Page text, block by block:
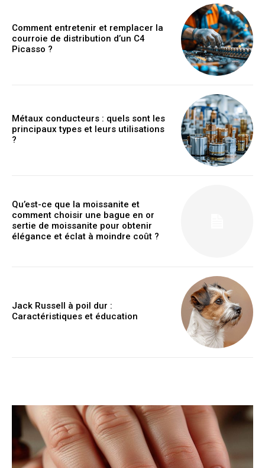
Comment entretenir et remplacer la
courroie de distribution d’un C4
Picasso ?
Métaux conducteurs : quels sont les
principaux types et leurs utilisations
?
Qu’est-ce que la moissanite et
comment choisir une bague en or
sertie de moissanite pour obtenir
élégance et éclat à moindre coût ?
Jack Russell à poil dur :
Caractéristiques et éducation